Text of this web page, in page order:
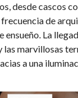
desde cascos
de
La
marvillosas
a una